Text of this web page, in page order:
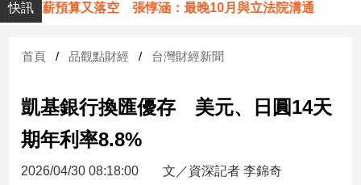
觀
財
台
財
新
加薪預算又落空 張惇涵：最晚10月與立法院溝通
首頁 品觀點財經 台灣財經新聞
凱基銀行換匯優存 美元、日圓14天
期年利率8.8%
2026/04/30 08:18:00 文／資深記者 李錦奇